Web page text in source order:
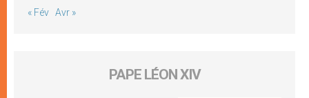
« Fév Avr »
PAPE LÉON XIV